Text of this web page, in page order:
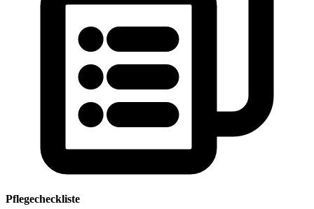
Pflegecheckliste